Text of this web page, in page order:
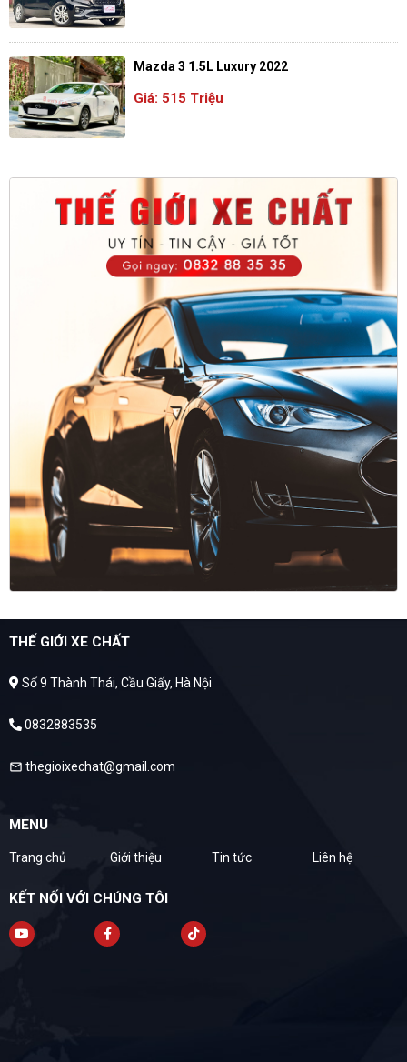
Mazda 3 1.5L Luxury 2022
Giá: 515 Triệu
THẾ GIỚI XE CHẤT
Số 9 Thành Thái, Cầu Giấy, Hà Nội
0832883535
mail thegioixechat@gmail.com
MENU
Trang chủ Giới thiệu Tin tức Liên hệ
KẾT NỐI VỚI CHÚNG TÔI